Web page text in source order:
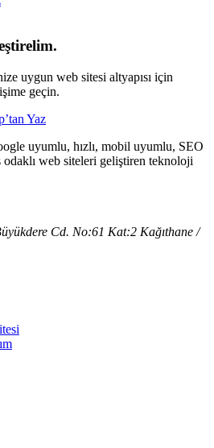
uygun web sitesi altyapısı için
geçin.
Yaz
uyumlu, hızlı, mobil uyumlu, SEO
web siteleri geliştiren teknoloji
Cd. No:61 Kat:2 Kağıthane /